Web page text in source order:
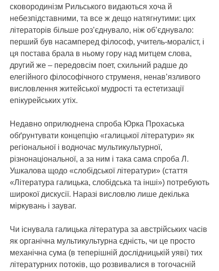
сковородинізм Рильського видаються хоча й
небезпідставними, та все ж дещо натягнутими: цих
літераторів більше роз’єднувало, ніж об’єднувало:
перший був насамперед філософ, учитель-мораліст, і
ця постава брала в ньому гору над митцем слова,
другий же – передовсім поет, схильний радше до
елегійного філософічного струменя, ненав’язливого
висловлення житейської мудрості та естетизації
епікурейських утіх.
Недавно оприлюднена спроба Юрка Прохаська
обґрунтувати концепцію «галицької літератури» як
регіональної і водночас мультикультурної,
різнонаціональної, а за ним і така сама спроба Л.
Ушкалова щодо «слобідської літератури» (стаття
«Література галицька, слобідська та інші») потребують
широкої дискусії. Наразі висловлю лише декілька
міркувань і зауваг.
Чи існувала галицька література за австрійських часів
як органічна мультикультурна єдність, чи це просто
механічна сума (в теперішній дослідницькій уяві) тих
літературних потоків, що розвивалися в тогочасній